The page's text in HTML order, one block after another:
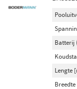
Batterij
Lengte